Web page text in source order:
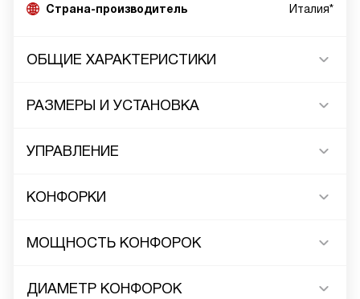
Страна-производитель Италия*
ОБЩИЕ ХАРАКТЕРИСТИКИ
РАЗМЕРЫ И УСТАНОВКА
УПРАВЛЕНИЕ
КОНФОРКИ
МОЩНОСТЬ КОНФОРОК
ДИАМЕТР КОНФОРОК